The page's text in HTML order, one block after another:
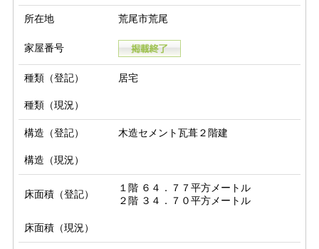
所在地 荒尾市荒尾
家屋番号
種類（登記） 居宅
種類（現況）
構造（登記） 木造セメント瓦葺２階建
構造（現況）
床面積（登記）
１階 ６４．７７平方メートル
２階 ３４．７０平方メートル
床面積（現況）